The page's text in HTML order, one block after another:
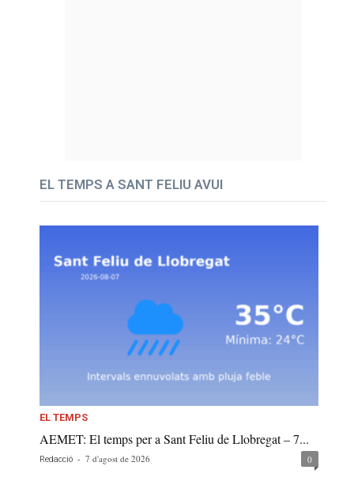
EL TEMPS A SANT FELIU AVUI
EL TEMPS
AEMET: El temps per a Sant Feliu de Llobregat – 7...
Redacció - 7 d'agost de 2026 0